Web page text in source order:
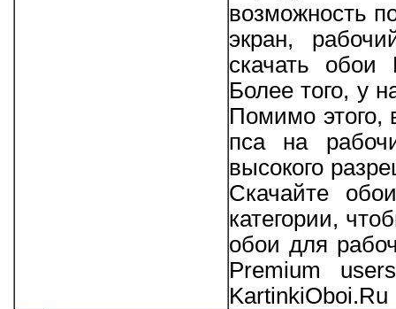
возможность
экран,
скачать
Более того, у
Помимо этого,
пса на
высокого
Скачайте
категории,
обои для
Premium
KartinkiOboi.Ru